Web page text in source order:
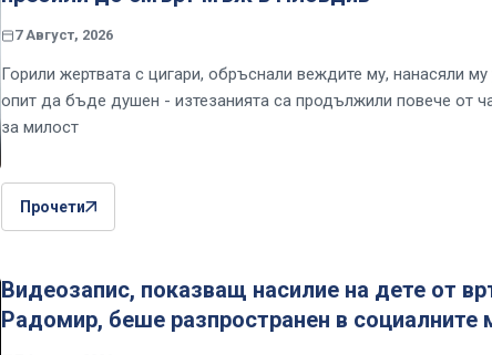
7 Август, 2026
Горили жертвата с цигари, обръснали веждите му, нанасяли
опит да бъде душен - изтезанията са продължили повече от
за милост
Прочети
Видеозапис, показващ насилие на дете от
Радомир, беше разпространен в социалните